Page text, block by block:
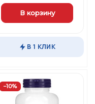
В корзину
В 1 КЛИК
−10%